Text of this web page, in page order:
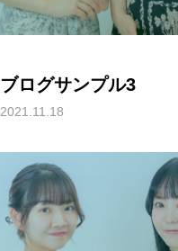
ブログサンプル3
2021.11.18